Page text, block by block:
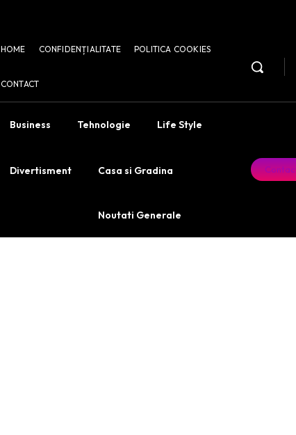
HOME CONFIDENȚIALITATE POLITICA COOKIES
CONTACT
Business Tehnologie Life Style
Divertisment Casa si Gradina
Noutati Generale